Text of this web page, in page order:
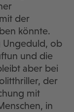
der
könnte.
Ungeduld, ob
und die
aber bei
der
mit
in